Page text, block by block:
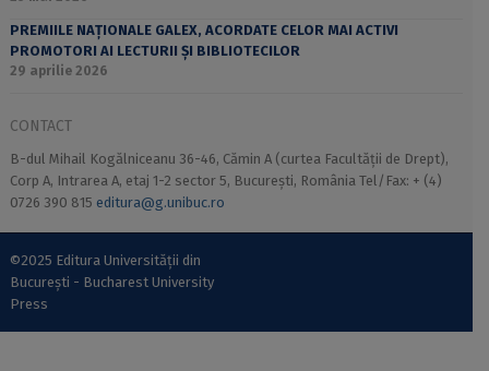
PREMIILE NAȚIONALE GALEX, ACORDATE CELOR MAI ACTIVI
PROMOTORI AI LECTURII ȘI BIBLIOTECILOR
29 aprilie 2026
CONTACT
B-dul Mihail Kogălniceanu 36-46, Cămin A (curtea Facultății de Drept),
Corp A, Intrarea A, etaj 1-2 sector 5, București, România Tel/Fax: + (4)
0726 390 815 editura@g.unibuc.ro
©2025 Editura Universității din
București - Bucharest University
Press